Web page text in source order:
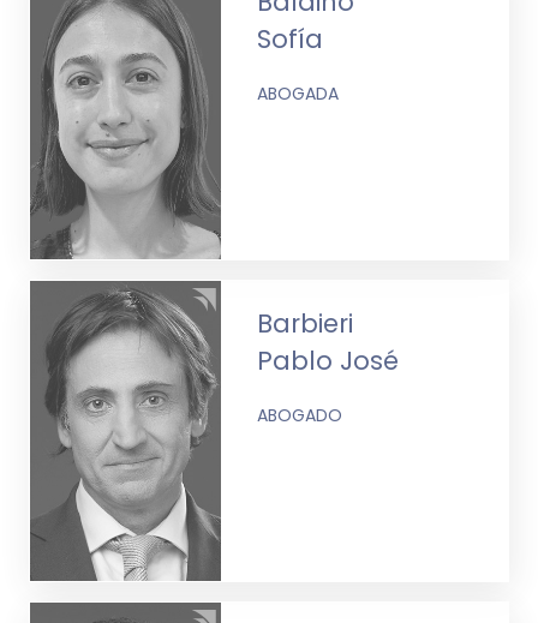
Sofía
ABOGADA
Barbieri
Pablo José
ABOGADO